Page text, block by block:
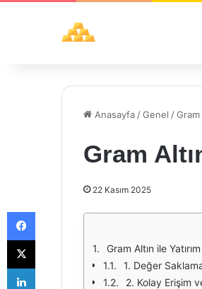
Anasayfa /Genel /Gram
Gram
22 Kasım 2025
Gram Altın ile
1. Değer
2. Kolay Erişim
Facebook
X
LinkedIn